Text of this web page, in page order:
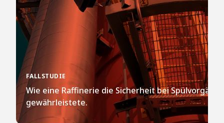
FALLSTUDIE​
Wie eine Raffinerie die Sicherheit bei
gewährleistete.​